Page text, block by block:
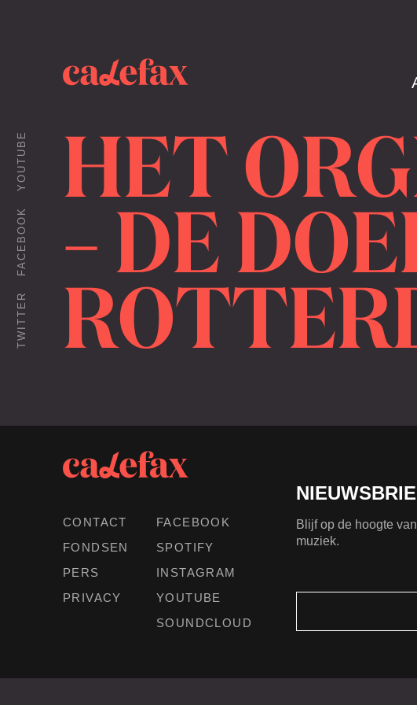
TWITTER
FACEBOOK
YOUTUBE HET
– DE
CONTACT
FONDSEN
PERS
PRIVACY
FACEBOOK
SPOTIFY
INSTAGRAM
YOUTUBE
SOUNDCLOUD
Blijf op de hoogte
muziek.